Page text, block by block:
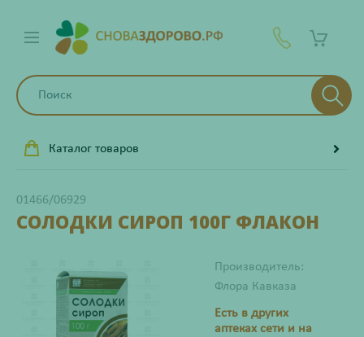
Каталог товаров
01466/06929
СОЛОДКИ СИРОП 100Г ФЛАКОН
Производитель:
Флора Кавказа
Есть в других
аптеках сети и на